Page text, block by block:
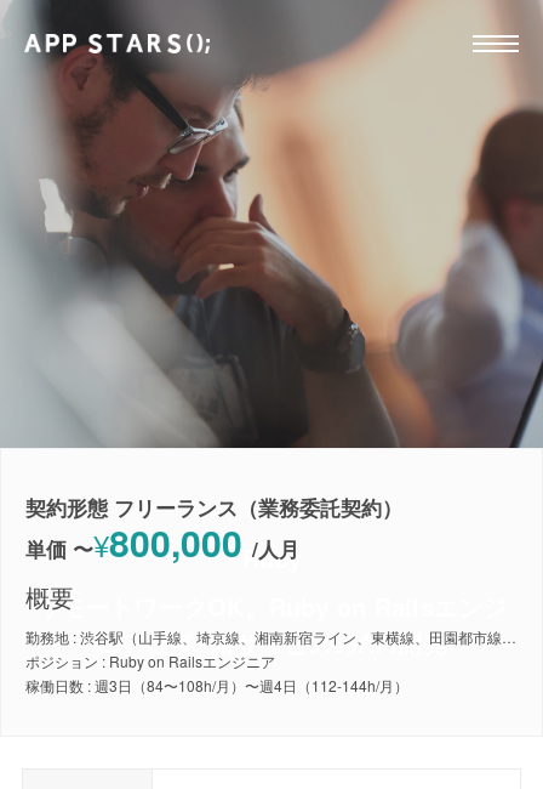
Ruby
リモートワークOK。Ruby on Railsエンジ
ニア仕事│新サービスのAPI開発
契約形態 フリーランス（業務委託契約）
単価 〜¥800,000 /人月
概要
勤務地 : 渋谷駅（山手線、埼京線、湘南新宿ライン、東横線、田園都市線、銀座線、半蔵門線、副都心線）
ポジション : Ruby on Railsエンジニア
稼働日数 : 週3日（84〜108h/月）〜週4日（112-144h/月）